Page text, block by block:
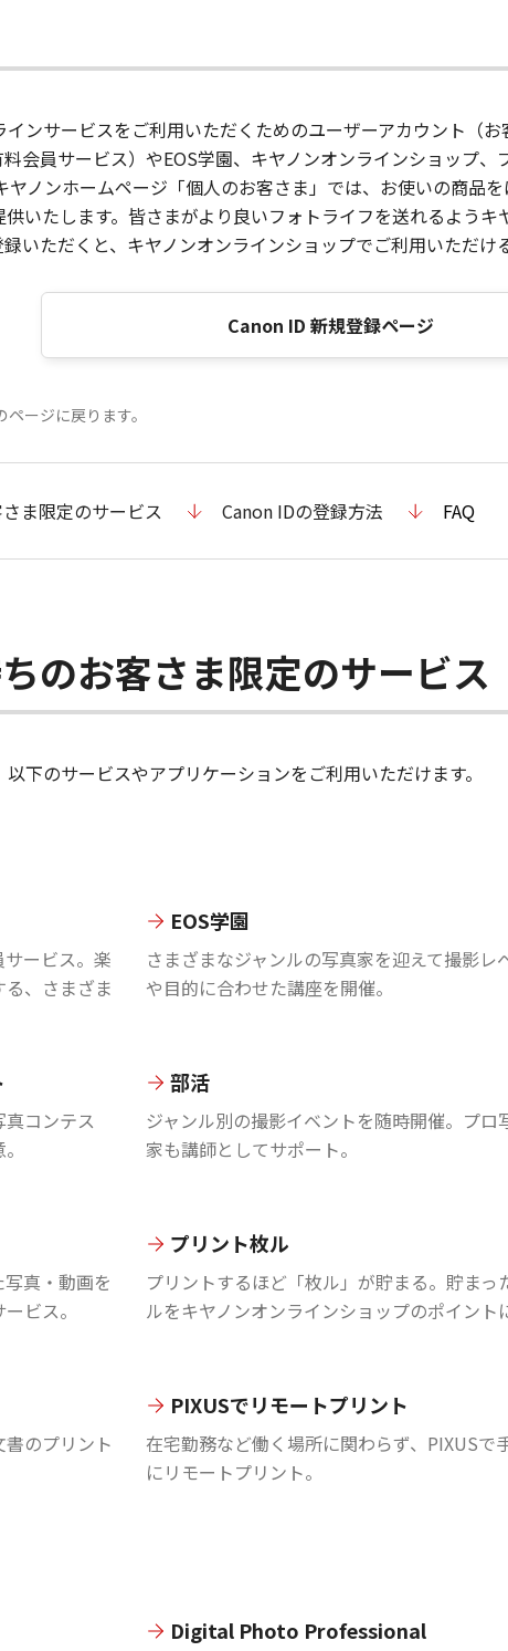
インサービスをご利用いただくためのユーザーアカウント（
会員サービス）やEOS学園、キヤノンオンラインショップ
ヤノンホームページ「個人のお客さま」では、お使いの商品
いたします。皆さまがより良いフォトライフを送れるよう
いただくと、キヤノンオンラインショップでご利用いただけ
Canon ID 新規登録ページ
ージに戻ります。
ま限定のサービス Canon IDの登録方法 FAQ
のお客さま限定のサービス
以下のサービスやアプリケーションをご利用いただけます。
ービス。楽
、さまざま
EOS学園
さまざまなジャンルの写真家を迎えて撮影レ
や目的に合わせた講座を開催。
コンテス
部活
ジャンル別の撮影イベントを随時開催。プロ
家も講師としてサポート。
真・動画を
ビス。
プリント枚ル
プリントするほど「枚ル」が貯まる。貯まっ
ルをキヤノンオンラインショップのポイント
のプリント
PIXUSでリモートプリント
在宅勤務など働く場所に関わらず、PIXUSで
にリモートプリント。
Digital Photo Professional